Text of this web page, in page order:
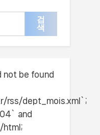
검
색
not be found
rss/dept_mois.xml`;
and